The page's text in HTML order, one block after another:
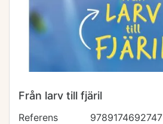
Från larv till fjäril
Referens 9789174692747